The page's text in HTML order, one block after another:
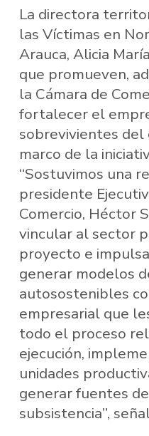
La directora
las Víctimas en
Arauca, Alicia
que promueven,
la Cámara de
fortalecer el
sobrevivientes
marco de la
“Sostuvimos una
presidente
Comercio, Héctor
vincular al sector
proyecto e
generar modelos
autosostenibles
empresarial que
todo el proceso
ejecución,
unidades
generar fuentes
subsistencia”,